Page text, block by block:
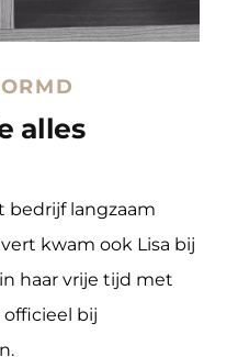
alles
bedrijf langzaam
kwam ook Lisa bij
haar vrije tijd met
officieel bij